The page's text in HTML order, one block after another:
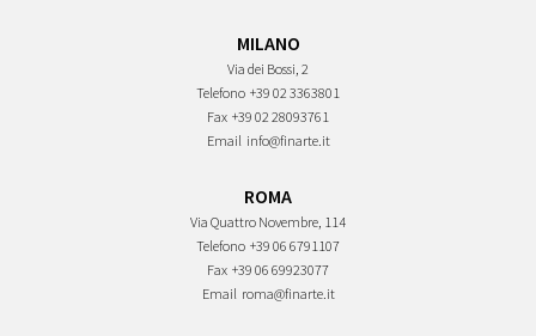
MILANO
Via dei Bossi, 2
Telefono +39 02 3363801
Fax +39 02 28093761
Email info@finarte.it
ROMA
Via Quattro Novembre, 114
Telefono +39 06 6791107
Fax +39 06 69923077
Email roma@finarte.it